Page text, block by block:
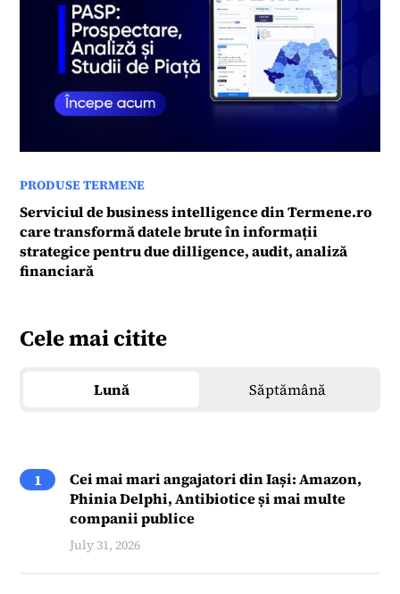
PRODUSE TERMENE
Serviciul de business intelligence din Termene.ro
care transformă datele brute în informații
strategice pentru due dilligence, audit, analiză
financiară
Cele mai citite
Lună Săptămână
1
Cei mai mari angajatori din Iași: Amazon,
Phinia Delphi, Antibiotice și mai multe
companii publice
July 31, 2026